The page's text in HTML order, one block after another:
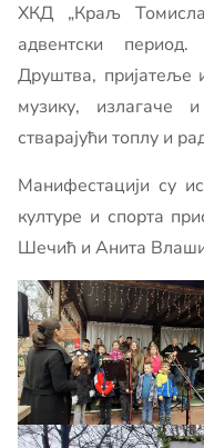
ХКД „Краљ
адвентски
Друштва, пријатеље
музику, излагаче
стварајући топлу и
Манифестацији су
културе и спорта
Шечић и Анита